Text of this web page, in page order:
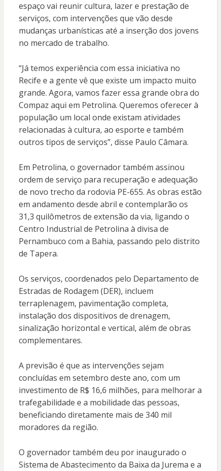
espaço vai reunir cultura, lazer e prestação de
serviços, com intervenções que vão desde
mudanças urbanísticas até a inserção dos jovens
no mercado de trabalho.
“Já temos experiência com essa iniciativa no
Recife e a gente vê que existe um impacto muito
grande. Agora, vamos fazer essa grande obra do
Compaz aqui em Petrolina. Queremos oferecer à
população um local onde existam atividades
relacionadas à cultura, ao esporte e também
outros tipos de serviços”, disse Paulo Câmara.
Em Petrolina, o governador também assinou
ordem de serviço para recuperação e adequação
de novo trecho da rodovia PE-655. As obras estão
em andamento desde abril e contemplarão os
31,3 quilômetros de extensão da via, ligando o
Centro Industrial de Petrolina à divisa de
Pernambuco com a Bahia, passando pelo distrito
de Tapera.
Os serviços, coordenados pelo Departamento de
Estradas de Rodagem (DER), incluem
terraplenagem, pavimentação completa,
instalação dos dispositivos de drenagem,
sinalização horizontal e vertical, além de obras
complementares.
A previsão é que as intervenções sejam
concluídas em setembro deste ano, com um
investimento de R$ 16,6 milhões, para melhorar a
trafegabilidade e a mobilidade das pessoas,
beneficiando diretamente mais de 340 mil
moradores da região.
O governador também deu por inaugurado o
Sistema de Abastecimento da Baixa da Jurema e a